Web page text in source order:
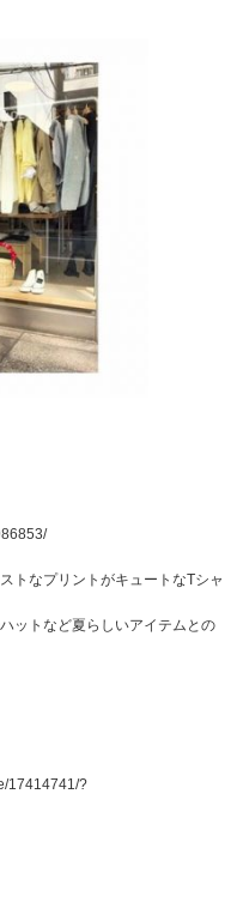
トなプリントがキュートなTシャ
ットなど夏らしいアイテムとの
17414741/?